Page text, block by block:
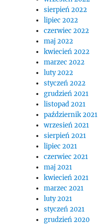
sierpień 2022
lipiec 2022
czerwiec 2022
maj 2022
kwiecień 2022
marzec 2022
luty 2022
styczeń 2022
grudzień 2021
listopad 2021
październik 2021
wrzesień 2021
sierpień 2021
lipiec 2021
czerwiec 2021
maj 2021
kwiecień 2021
marzec 2021
luty 2021
styczeń 2021
grudzień 2020